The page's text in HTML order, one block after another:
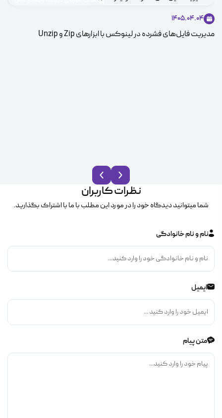
1405.04.04
مدیریت فایل‌های فشرده در لینوکس با ابزارهای Zip و Unzip
نظرات کاربران
شما میتوانید دیدگاه خود را در مورد این مطلب با ما با اشتراک بگذارید.
نام و نام خانوادگی
ایمیل
متن پیام